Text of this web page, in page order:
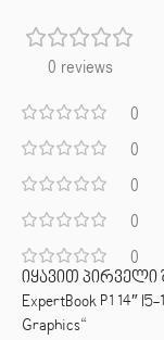
0 reviews
0
0
0
0
0
იყავით პირველი
ExpertBook P1 14″
Graphics“